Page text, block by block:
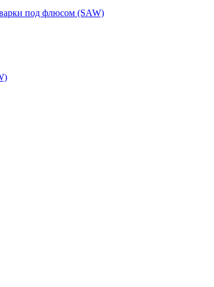
под флюсом (SAW)